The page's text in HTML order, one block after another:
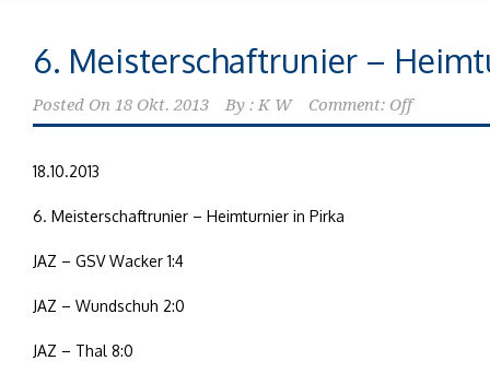
6. Meisterschaftrunier –
Posted On 18 Okt. 2013 By : K W Comment: Off
18.10.2013
6. Meisterschaftrunier – Heimturnier in Pirka
JAZ – GSV Wacker 1:4
JAZ – Wundschuh 2:0
JAZ – Thal 8:0